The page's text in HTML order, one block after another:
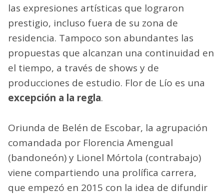
las expresiones artísticas que lograron
prestigio, incluso fuera de su zona de
residencia. Tampoco son abundantes las
propuestas que alcanzan una continuidad en
el tiempo, a través de shows y de
producciones de estudio. Flor de Lío es una
excepción a la regla.
Oriunda de Belén de Escobar, la agrupación
comandada por Florencia Amengual
(bandoneón) y Lionel Mórtola (contrabajo)
viene compartiendo una prolífica carrera,
que empezó en 2015 con la idea de difundir